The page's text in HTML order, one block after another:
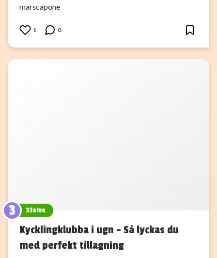
marscapone
1 0
3 33alva
Kycklingklubba i ugn – Så lyckas du
med perfekt tillagning